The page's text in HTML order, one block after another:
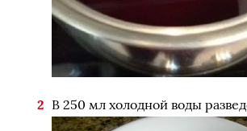
В 250 мл холодной воды